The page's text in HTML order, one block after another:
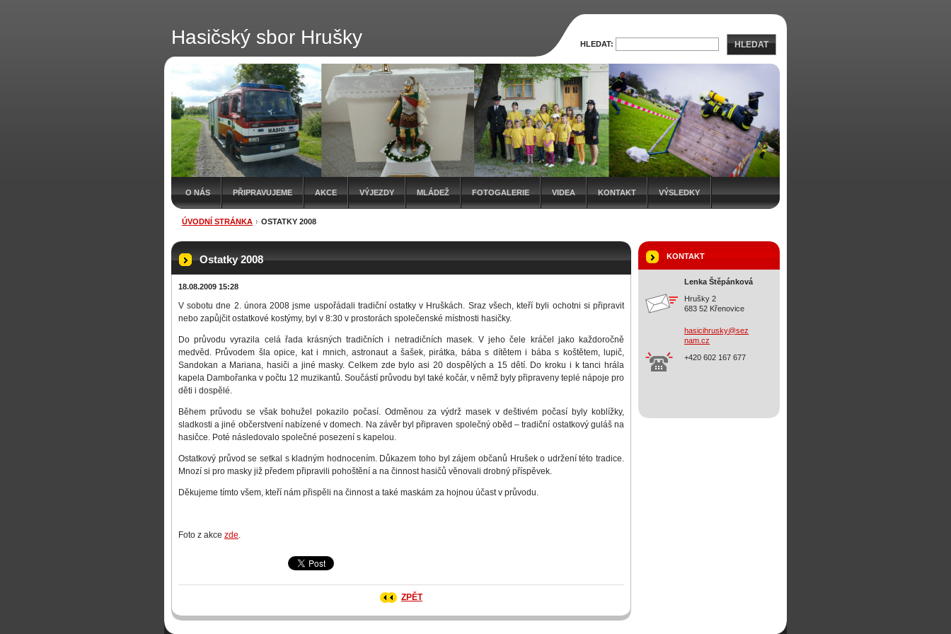
Hasičský sbor Hrušky
O NÁS PŘIPRAVUJEME AKCE VÝJEZDY MLÁDEŽ FOTOGALERIE VIDEA KONTAKT VÝSLEDKY
ÚVODNÍ STRÁNKA OSTATKY 2008
Ostatky 2008
18.08.2009 15:28
V sobotu dne 2. února 2008 jsme uspořádali tradiční ostatky v Hruškách. Sraz všech, kteří byli ochotni si připravit
nebo zapůjčit ostatkové kostýmy, byl v 8:30 v prostorách společenské místnosti hasičky.
Do průvodu vyrazila celá řada krásných tradičních i netradičních masek. V jeho čele kráčel jako každoročně
medvěd. Průvodem šla opice, kat i mnich, astronaut a šašek, pirátka, bába s dítětem i bába s koštětem, lupič,
Sandokan a Mariana, hasiči a jiné masky. Celkem zde bylo asi 20 dospělých a 15 dětí. Do kroku i k tanci hrála
kapela Dambořanka v počtu 12 muzikantů. Součástí průvodu byl také kočár, v němž byly připraveny teplé nápoje pro
děti i dospělé.
Během průvodu se však bohužel pokazilo počasí. Odměnou za výdrž masek v deštivém počasí byly koblížky,
sladkosti a jiné občerstvení nabízené v domech. Na závěr byl připraven společný oběd – tradiční ostatkový guláš na
hasičce. Poté následovalo společné posezení s kapelou.
Ostatkový průvod se setkal s kladným hodnocením. Důkazem toho byl zájem občanů Hrušek o udržení této tradice.
Mnozí si pro masky již předem připravili pohoštění a na činnost hasičů věnovali drobný příspěvek.
Děkujeme tímto všem, kteří nám přispěli na činnost a také maskám za hojnou účast v průvodu.
Foto z akce zde.
ZPĚT
KONTAKT
Lenka Štěpánková
Hrušky 2
683 52 Křenovice
hasicihrusky@sez
nam.cz
+420 602 167 677
HLEDAT: HLEDAT